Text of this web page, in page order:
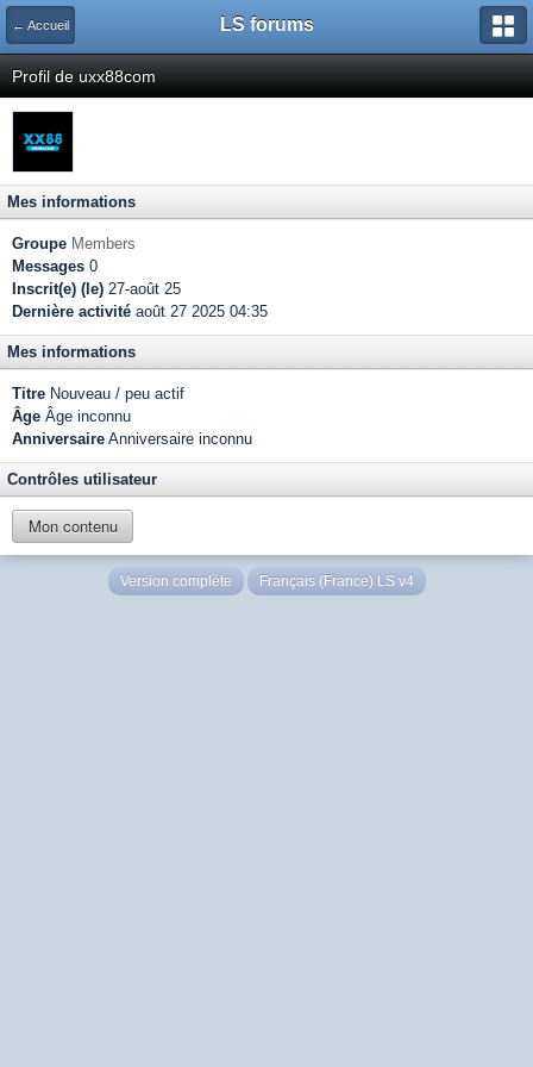
← Accueil LS forums
Profil de uxx88com
Mes informations
Groupe Members
Messages 0
Inscrit(e) (le) 27-août 25
Dernière activité août 27 2025 04:35
Mes informations
Titre Nouveau / peu actif
Âge Âge inconnu
Anniversaire Anniversaire inconnu
Contrôles utilisateur
Mon contenu
Version complète Français (France) LS v4